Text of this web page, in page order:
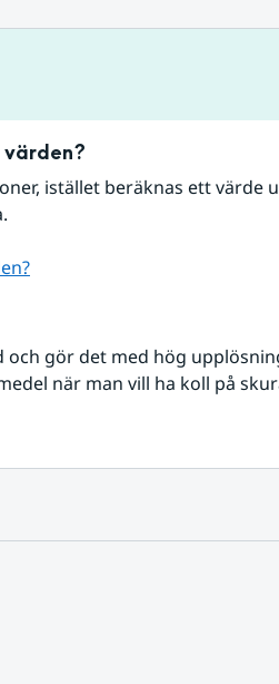
istället beräknas ett värde
gör det med hög
när man vill ha koll på